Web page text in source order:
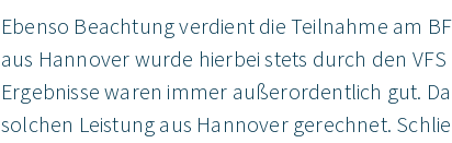
Ebenso Beachtung verdient die Teilnahme am
aus Hannover wurde hierbei stets durch den
Ergebnisse waren immer außerordentlich gut.
solchen Leistung aus Hannover gerechnet.